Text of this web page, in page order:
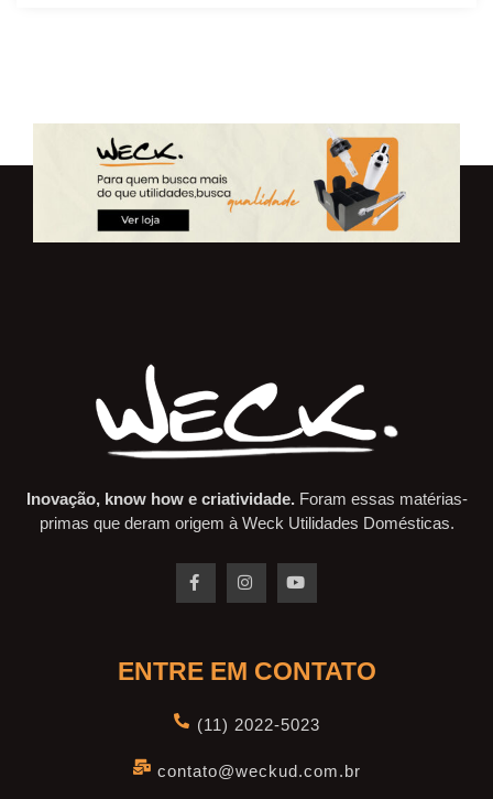
Inovação, know how e criatividade. Foram essas matérias-
primas que deram origem à Weck Utilidades Domésticas.
ENTRE EM CONTATO
(11) 2022-5023
contato@weckud.com.br